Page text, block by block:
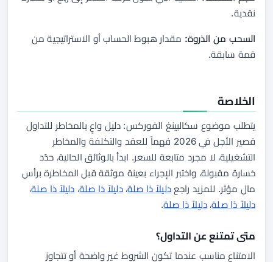
نقدية.
السحب من الذروة: مقدار هبوط الحساب أو الاستراتيجية من
قمة سابقة.
الخلاصة
يتطلب موضوع سكالبينغ الفوركس: دليل واعٍ بالمخاطر للتداول
قصير الأجل في 2026 فهماً للعقد والتكلفة والمخاطر
التشغيلية، لا مجرد متابعة للسعر. ابدأ بالوثائق الحالية، حدّد
خسارة مقبولة، واختبر الإجراء بعينة موثقة قبل المخاطرة برأس
مال مؤثر. للمزيد راجعدليلاً ذا صلة،دليلاً ذا صلة، دليلاً ذا صلة،
دليلاً ذا صلة،دليلاً ذا صلة.
متى تمتنع عن التداول؟
الامتناع مناسب عندما تكون الشروط غير واضحة أو تتجاوز